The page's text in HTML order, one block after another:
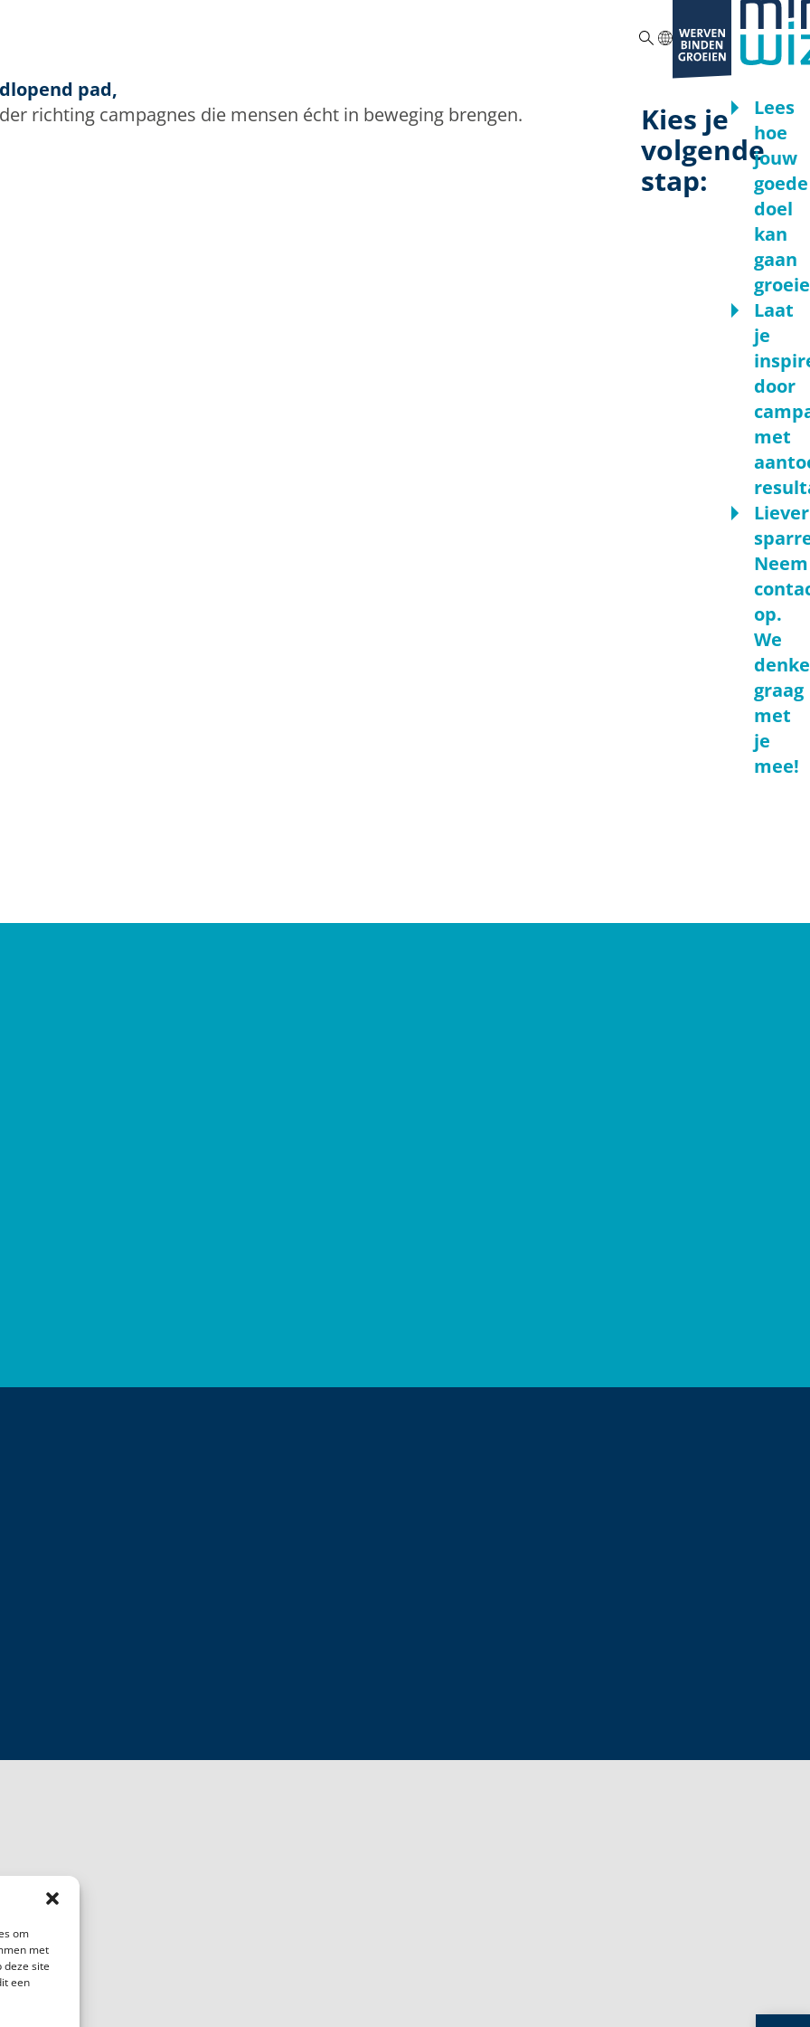
om
met
deze site
een
pad,
richting campagnes die mensen écht in beweging brengen.
Kies je
volgende
stap:
Lees
hoe
jouw
goede
doel
kan
gaan
Laat
je
door
met
Liever
Neem
op.
We
graag
met
je
mee!